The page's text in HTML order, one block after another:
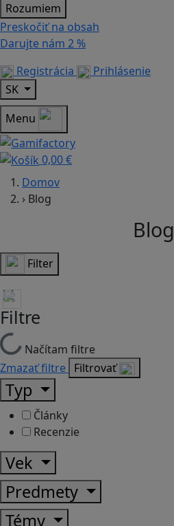
Rozumiem
Preskočiť na obsah
Darujte nám 2 %
Registrácia
Prihlásenie
SK
Menu
0,00 €
Domov
› Blog
Blog
Filter
Filtre
Načítam filtre
Zmazať filtre Filtrovať
Typ
Články
Recenzie
Vek
Predmety
Témy